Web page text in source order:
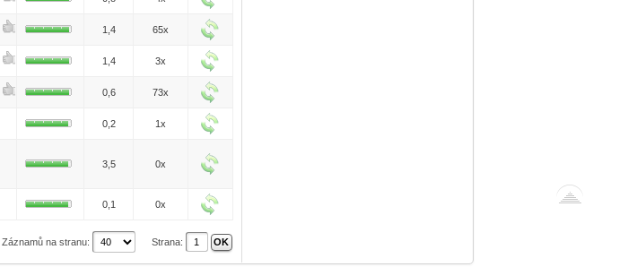
1,4 65x
1,4 3x
0,6 73x
0,2 1x
3,5 0x
0,1 0x
Záznamů na stranu: Strana: